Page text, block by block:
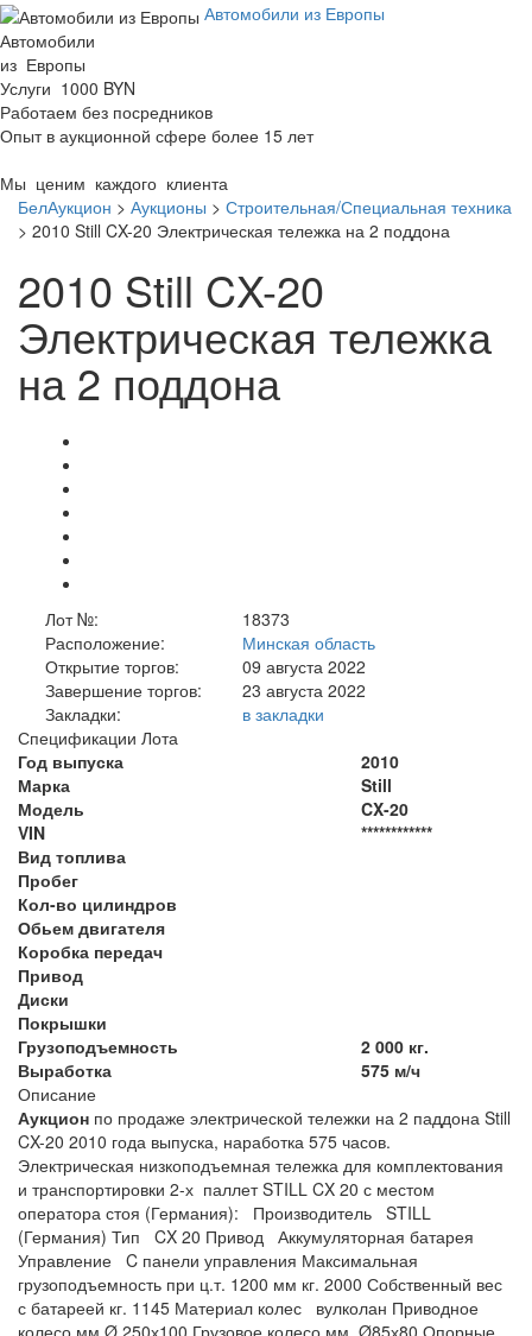
Автомобили из Европы
Автомобили
из Европы
Услуги 1000 BYN
Работаем без посредников
Опыт в аукционной сфере более 15 лет
Мы ценим каждого клиента
БелАукцион > Аукционы > Строительная/Специальная техника
> 2010 Still CX-20 Электрическая тележка на 2 поддона
2010 Still CX-20
Электрическая тележка
на 2 поддона
Лот №:
18373
Расположение:
Минская область
Открытие торгов:
09 августа 2022
Завершение торгов:
23 августа 2022
Закладки:
в закладки
Спецификации Лота
Год выпуска
2010
Марка
Still
Модель
CX-20
VIN
************
Вид топлива
Пробег
Кол-во цилиндров
Обьем двигателя
Коробка передач
Привод
Диски
Покрышки
Грузоподъемность
2 000 кг.
Выработка
575 м/ч
Описание
Аукцион по продаже электрической тележки на 2 паддона Still
CX-20 2010 года выпуска, наработка 575 часов.
Электрическая низкоподъемная тележка для комплектования
и транспортировки 2-х паллет STILL CX 20 с местом
оператора стоя (Германия): Производитель STILL
(Германия) Тип CX 20 Привод Аккумуляторная батарея
Управление C панели управления Максимальная
грузоподъемность при ц.т. 1200 мм кг. 2000 Собственный вес
с батареей кг. 1145 Материал колес вулколан Приводное
колесо мм Ø 250х100 Грузовое колесо мм Ø85х80 Опорные